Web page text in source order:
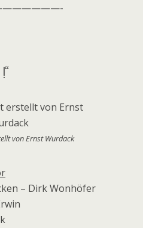
von Ernst Wurdack
– Dirk Wonhöfer